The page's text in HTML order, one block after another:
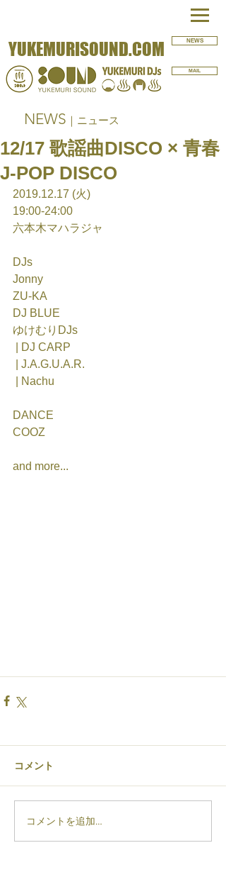
YUKEMURISOUND.COM NEWS
MAIL
NEWS ｜ニュース
12/17 歌謡曲DISCO × 青春
J-POP DISCO
2019.12.17 (火)
19:00-24:00
六本木マハラジャ
DJs
Jonny
ZU-KA
DJ BLUE
ゆけむりDJs
| DJ CARP
| J.A.G.U.A.R.
| Nachu
DANCE
COOZ
and more...
コメント
コメントを追加…